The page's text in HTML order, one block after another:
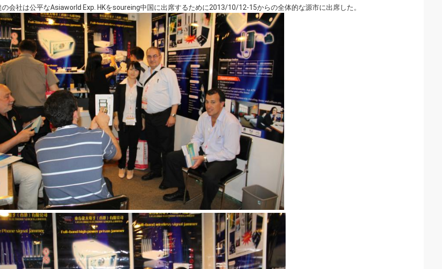
の会社は公平なAsiaworld Exp. HKをsoureing中国に出席するために2013/10/12-15からの全体的な源市に出席した。